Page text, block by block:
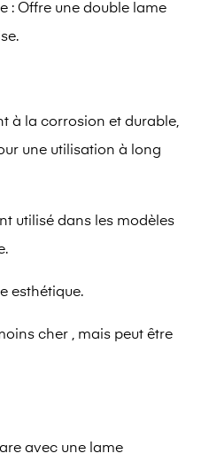
: Offre une double lame
à la corrosion et durable,
une utilisation à long
utilisé dans les modèles
esthétique.
cher , mais peut être
avec une lame